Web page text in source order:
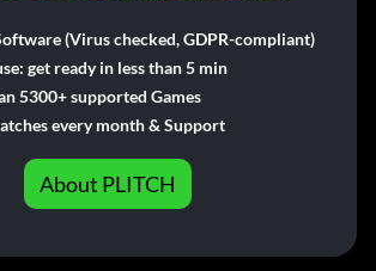
(Virus checked, GDPR-compliant)
get ready in less than 5 min
5300+ supported Games
every month & Support
About PLITCH